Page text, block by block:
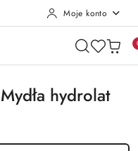
Moje konto
hydrolat